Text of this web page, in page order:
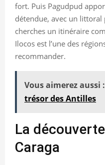
fort. Puis Pagudpud
détendue, avec un littoral
cherches un itinéraire
Ilocos est l’une des
recommander.
Vous aimerez aussi :
trésor des Antilles
La
Caraga